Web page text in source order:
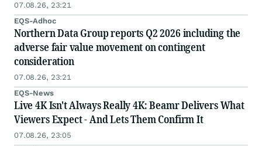
07.08.26, 23:21
EQS-Adhoc
Northern Data Group reports Q2 2026 including the
adverse fair value movement on contingent
consideration
07.08.26, 23:21
EQS-News
Live 4K Isn't Always Really 4K: Beamr Delivers What
Viewers Expect - And Lets Them Confirm It
07.08.26, 23:05